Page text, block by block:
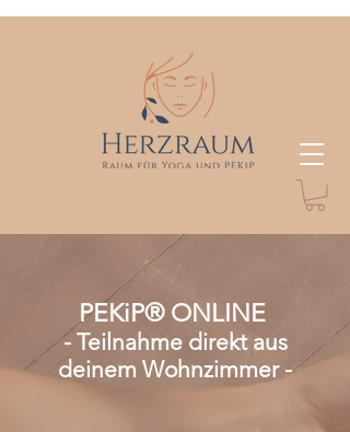
PEKiP® ONLINE
- Teilnahme direkt aus
deinem Wohnzimmer -